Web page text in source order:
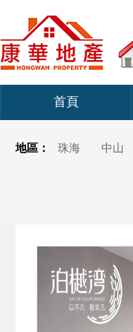
首頁
地區： 珠海 中山